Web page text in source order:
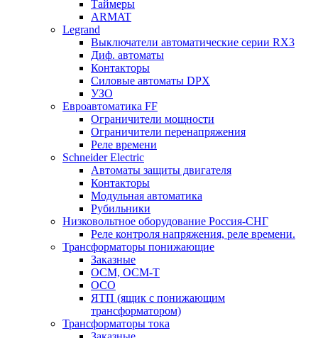
Таймеры
ARMAT
Legrand
Выключатели автоматические серии RX3
Диф. автоматы
Контакторы
Силовые автоматы DPX
УЗО
Евроавтоматика FF
Ограничители мощности
Ограничители перенапряжения
Реле времени
Schneider Electric
Автоматы защиты двигателя
Контакторы
Модульная автоматика
Рубильники
Низковольтное оборудование Россия-СНГ
Реле контроля напряжения, реле времени.
Трансформаторы понижающие
Заказные
ОСМ, ОСМ-Т
ОСО
ЯТП (ящик с понижающим
трансформатором)
Трансформаторы тока